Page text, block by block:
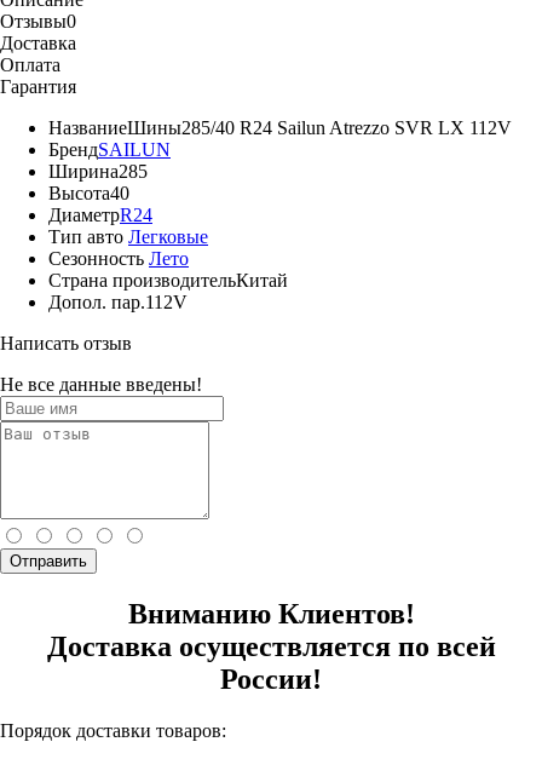
Отзывы0
Доставка
Оплата
Гарантия
НазваниеШины285/40 R24 Sailun Atrezzo SVR LX 112V
БрендSAILUN
Ширина285
Высота40
ДиаметрR24
Тип авто Легковые
Сезонность Лето
Страна производительКитай
Допол. пар.112V
Написать отзыв
Не все данные введены!
Отправить
Вниманию Клиентов!
Доставка осуществляется по всей
России!
Порядок доставки товаров: